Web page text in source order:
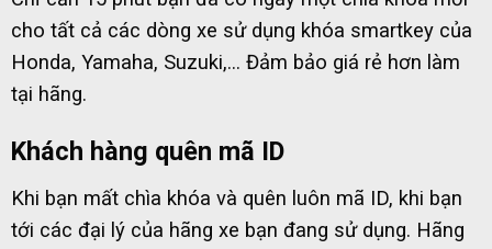
cho tất cả các dòng xe sử dụng khóa smartkey của
Honda, Yamaha, Suzuki,… Đảm bảo giá rẻ hơn làm
tại hãng.
Khách hàng quên mã ID
Khi bạn mất chìa khóa và quên luôn mã ID, khi bạn
tới các đại lý của hãng xe bạn đang sử dụng. Hãng